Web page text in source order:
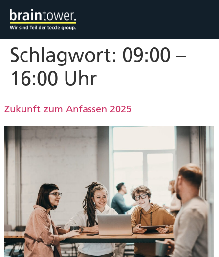
Schlagwort: 09:00 –
16:00 Uhr
Zukunft zum Anfassen 2025